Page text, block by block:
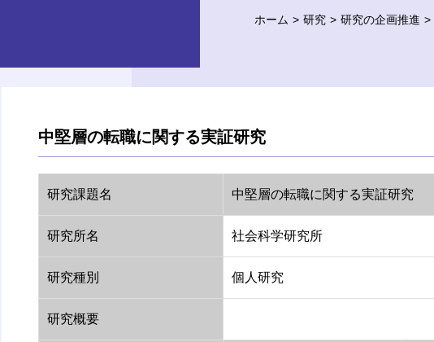
ホーム 研究 研究の企画推進
中堅層の転職に関する実証研究
研究課題名 中堅層の転職に関する実証研究
研究所名 社会科学研究所
研究種別 個人研究
研究概要